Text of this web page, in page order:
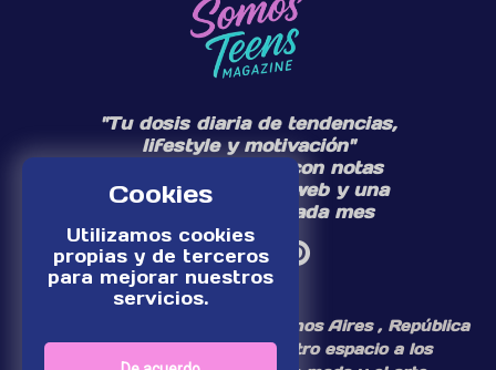
Cookies
Utilizamos cookies
propias y de terceros
para mejorar nuestros
servicios.
"Tu dosis diaria de tendencias,
lifestyle y motivación"
Te acompañamos con notas
diarias en nuestra web y una
edición especial cada mes
¡Somos un medio digital de Buenos Aires , República
Argentina, dedicamos nuestro espacio a los